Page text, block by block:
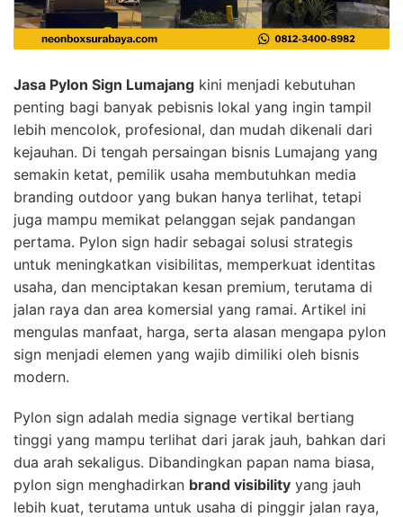
Jasa Pylon Sign Lumajang kini menjadi kebutuhan
penting bagi banyak pebisnis lokal yang ingin tampil
lebih mencolok, profesional, dan mudah dikenali dari
kejauhan. Di tengah persaingan bisnis Lumajang yang
semakin ketat, pemilik usaha membutuhkan media
branding outdoor yang bukan hanya terlihat, tetapi
juga mampu memikat pelanggan sejak pandangan
pertama. Pylon sign hadir sebagai solusi strategis
untuk meningkatkan visibilitas, memperkuat identitas
usaha, dan menciptakan kesan premium, terutama di
jalan raya dan area komersial yang ramai. Artikel ini
mengulas manfaat, harga, serta alasan mengapa pylon
sign menjadi elemen yang wajib dimiliki oleh bisnis
modern.
Pylon sign adalah media signage vertikal bertiang
tinggi yang mampu terlihat dari jarak jauh, bahkan dari
dua arah sekaligus. Dibandingkan papan nama biasa,
pylon sign menghadirkan brand visibility yang jauh
lebih kuat, terutama untuk usaha di pinggir jalan raya,